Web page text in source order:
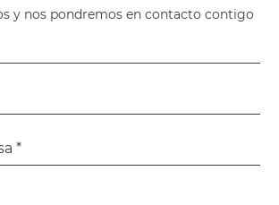
y nos pondremos en contacto contigo